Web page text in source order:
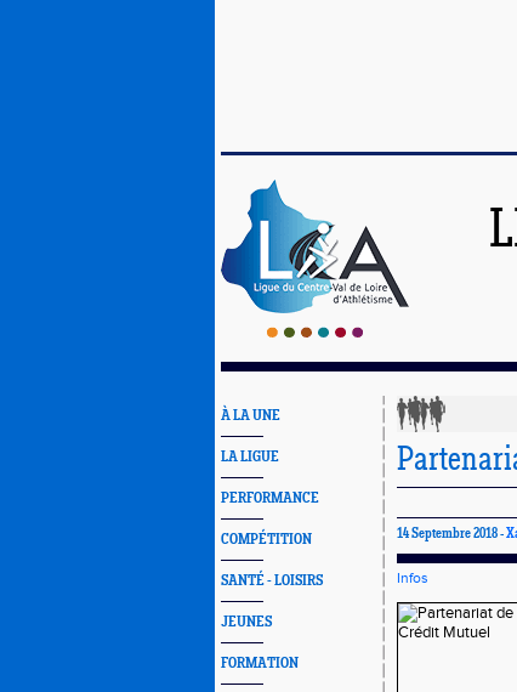
À LA UNE
LA LIGUE
PERFORMANCE
COMPÉTITION
SANTÉ - LOISIRS
JEUNES
FORMATION
14 Septembre 2018 -
Infos